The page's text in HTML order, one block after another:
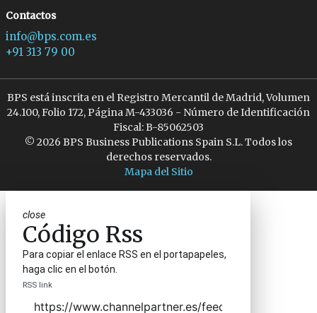
Contactos
info@bps.com.es
+91 313 79 00
BPS está inscrita en el Registro Mercantil de Madrid, Volumen
24.100, Folio 172, Página M-433036 - Número de Identificación
Fiscal: B-85062503
© 2026 BPS Business Publications Spain S.L. Todos los
derechos reservados.
Mapa del Sitio
close
Código Rss
Para copiar el enlace RSS en el portapapeles,
haga clic en el botón.
RSS link